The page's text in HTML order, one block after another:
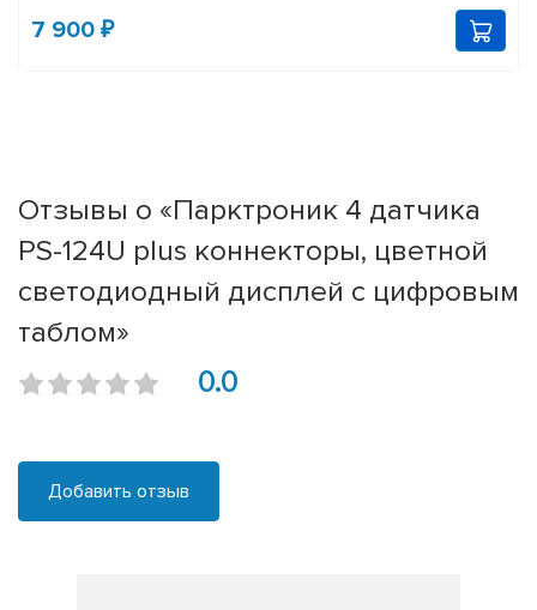
7 900 ₽
Отзывы о «Парктроник 4 датчика
PS-124U plus коннекторы, цветной
светодиодный дисплей с цифровым
таблом»
0.0
Добавить отзыв